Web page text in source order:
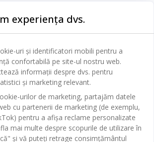
online
Jubiliara, 41A mun. Chișinău, Republica
experiența dvs.
uri și identificatori mobili pentru a
confortabilă pe site-ul nostru web.
informații despre dvs. pentru
și marketing relevant.
urilor de marketing, partajăm datele
cu partenerii de marketing (de exemplu,
pentru a afișa reclame personalizate
mai multe despre scopurile de utilizare în
și vă puteți retrage consimțământul